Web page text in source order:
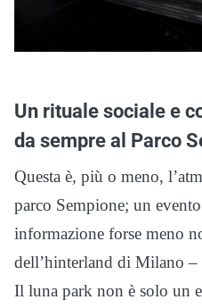
Un rituale sociale e
da sempre al Parco
Questa è, più o meno,
parco Sempione; un
informazione forse meno
dell’hinterland di Milano –
Il luna park non è solo un